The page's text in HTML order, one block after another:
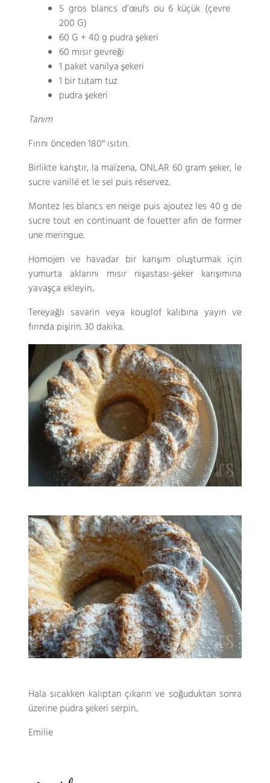
5 gros blancs d’œufs ou 6 küçük (çevre
200 G)
60 G + 40 g pudra şekeri
60 mısır gevreği
1 paket vanilya şekeri
1 bir tutam tuz
pudra şekeri
Tanım
Fırını önceden 180° ısıtın.
Birlikte karıştır, la maïzena, ONLAR 60 gram şeker, le
sucre vanillé et le sel puis réservez.
Montez les blancs en neige puis ajoutez les 40g de
sucre tout en continuant de fouetter afin de former
une meringue.
Homojen ve havadar bir karışım oluşturmak için
yumurta aklarını mısır nişastası-şeker karışımına
yavaşça ekleyin..
Tereyağlı savarin veya kouglof kalıbına yayın ve
fırında pişirin. 30 dakika.
Hala sıcakken kalıptan çıkarın ve soğuduktan sonra
üzerine pudra şekeri serpin..
Emilie